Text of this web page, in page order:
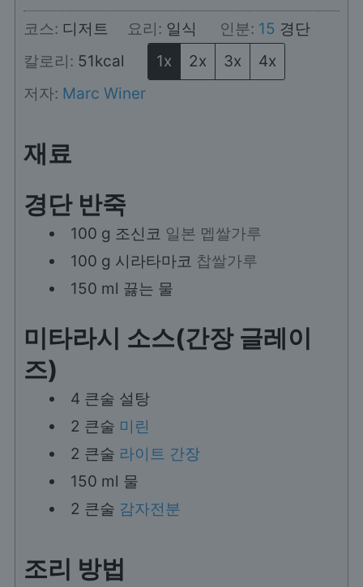
코스: 디저트 요리: 일식 인분: 15 경단
칼로리: 51kcal 1x 2x 3x
4x
저자: Marc Winer
재료
경단 반죽
100 g 조신코 일본 멥쌀가루
100 g 시라타마코 찹쌀가루
150 ml 끓는 물
미타라시 소스(간장 글레이
즈)
4 큰술 설탕
2 큰술 미린
2 큰술 라이트 간장
150 ml 물
2 큰술 감자전분
조리 방법